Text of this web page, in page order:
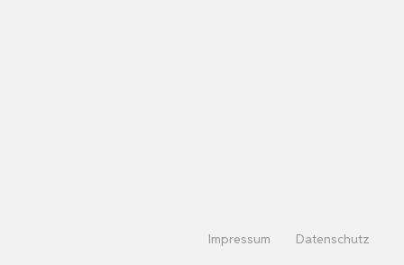
Impressum Datenschutz